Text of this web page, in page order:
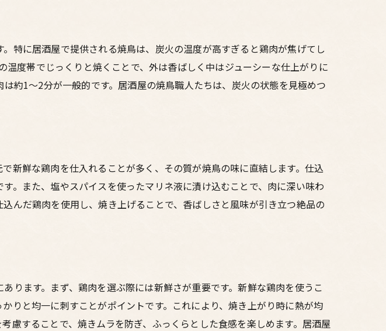
提供する空間
供する心温まるひと時
ィの場
な時間
大阪の魅力
特に居酒屋で提供される焼鳥は、炭火の温度が高すぎると鶏肉が焦げてし
度帯でじっくりと焼くことで、外は香ばしく中はジューシーな仕上がりに
約1～2分が一般的です。居酒屋の焼鳥職人たちは、炭火の状態を見極めつ
新鮮な鶏肉を仕入れることが多く、その質が焼鳥の味に直結します。仕込
。また、塩やスパイスを使ったマリネ液に漬け込むことで、肉に深い味わ
んだ鶏肉を使用し、焼き上げることで、香ばしさと風味が引き立つ絶品の
ります。まず、鶏肉を選ぶ際には新鮮さが重要です。新鮮な鶏肉を使うこ
りと均一に刺すことがポイントです。これにより、焼き上がり時に熱が均
慮することで、焼きムラを防ぎ、ふっくらとした食感を楽しめます。居酒屋